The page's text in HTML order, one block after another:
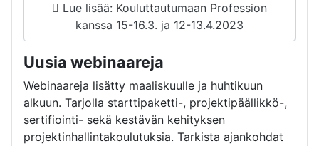
Lue lisää: Kouluttautumaan Profession
kanssa 15-16.3. ja 12-13.4.2023
Uusia webinaareja
Webinaareja lisätty maaliskuulle ja huhtikuun
alkuun. Tarjolla starttipaketti-, projektipäällikkö-,
sertifiointi- sekä kestävän kehityksen
projektinhallintakoulutuksia. Tarkista ajankohdat